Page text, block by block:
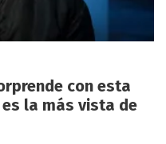
con esta
la más vista de